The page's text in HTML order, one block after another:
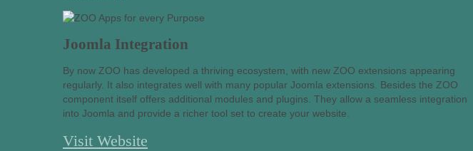
Joomla Integration
By now ZOO has developed a thriving ecosystem, with new ZOO extensions appearing
regularly. It also integrates well with many popular Joomla extensions. Besides the ZOO
component itself offers additional modules and plugins. They allow a seamless integration
into Joomla and provide a richer tool set to create your website.
Visit Website